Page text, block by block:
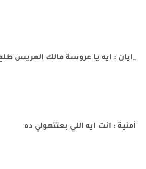
_ايان : ايه يا عروسة مالك العريس طلع
أمنية : انت ايه اللي بعتتهولي ده